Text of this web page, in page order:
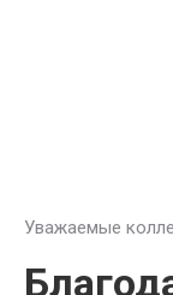
Уважаемые